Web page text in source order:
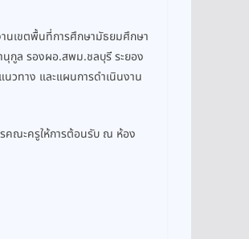
านเขตพื้นที่การศึกษามัธยมศึกษา
กูล รองผอ.สพม.ชลบุรี ระยอง
วทาง และแผนการดำเนินงาน
คณะครูให้การต้อนรับ ณ ห้อง